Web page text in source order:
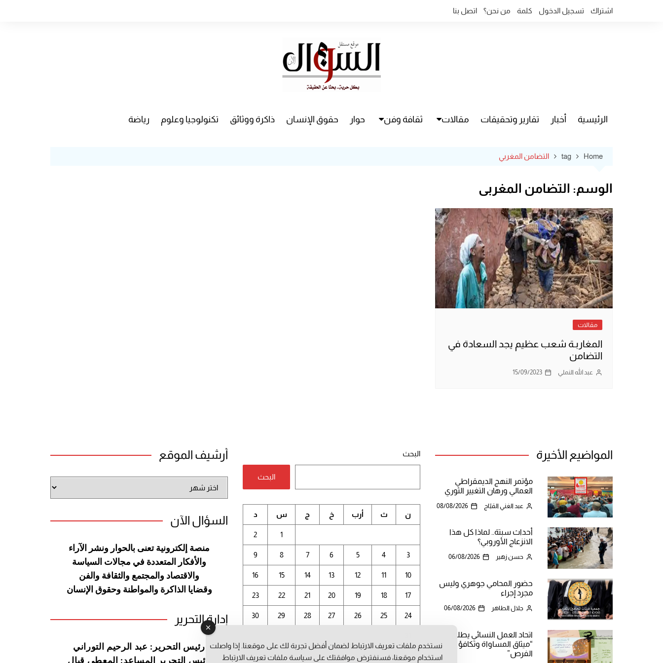
اشتراك تسجيل الدخول كلمة من نحن؟ اتصل بنا
الرئيسية أخبار تقارير وتحقيقات مقالات ثقافة وفن حوار حقوق الإنسان ذاكرة ووثائق تكنولوجيا وعلوم رياضة
Home
tag التضامن المغربي
الوسم: التضامن المغربي
مقالات
المغاربـة شعب عظيم يجد السعادة في
التضامن
عبد الله النملي 15/09/2023
المواضيع الأخيرة
مؤتمر النهج الديمقراطي
العمالي ورهان التغيير الثوري
عبد الغني القبّاج 08/08/2026
أحداث سبتة.. لماذا كل هذا
الانزعاج الأوروبي؟
حسن زهير 06/08/2026
حضور المحامي جوهري وليس
مجرد إجراء
جلال الطاهر 06/08/2026
اتحاد العمل النسائي يطلق
“ميثاق المساواة وتكافؤ
الفرص”
البحث
البحث
أغسطس 2026
ن ث أرب خ ج س د
1
2
3
4
5
6
7
8
9
10
11
12
13
14
15
16
17
18
19
20
21
22
23
24
25
26
27
28
29
30
أرشيف الموقع
الموقع
السؤال الآن
منصة إلكترونية تعنى بالحوار ونشر
الآراء
والأفكار المتعددة في مجالات السياسة
والاقتصاد والمجتمع والثقافة والفن
وقضايا الذاكرة والمواطنة وحقوق الإنسان
إدارة التحرير
رئيس التحرير: عبد الرحيم التوراني
رئيس التحرير المساعد: المعطي قبال
نستخدم ملفات تعريف الارتباط لضمان أفضل تجربة لك على موقعنا. إذا واصلت
استخدام موقعنا، فسنفترض موافقتك على سياسة ملفات تعريف الارتباط